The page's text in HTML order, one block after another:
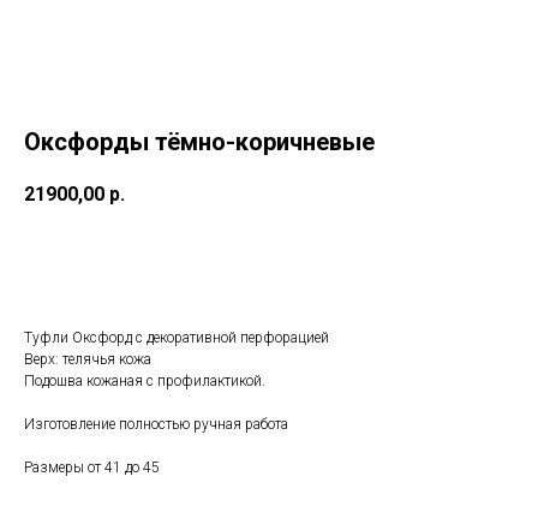
Оксфорды тёмно-коричневые
21900,00 р.
Туфли Оксфорд с декоративной перфорацией
Верх: телячья кожа
Подошва кожаная с профилактикой.
Изготовление полностью ручная работа
Размеры от 41 до 45